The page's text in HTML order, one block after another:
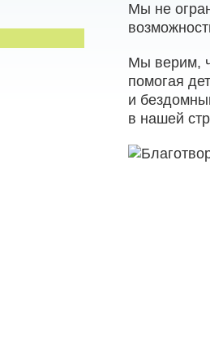
Мы не
Мы верим,
помогая
и
в нашей